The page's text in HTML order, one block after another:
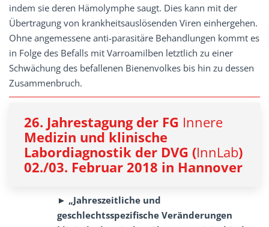
indem sie deren Hämolymphe saugt. Dies kann mit der
Übertragung von krankheitsauslösenden Viren einhergehen.
Ohne angemessene anti-parasitäre Behandlungen kommt es
in Folge des Befalls mit Varroamilben letztlich zu einer
Schwächung des befallenen Bienenvolkes bis hin zu dessen
Zusammenbruch.
26. Jahrestagung der FG Innere
Medizin und klinische
Labordiagnostik der DVG (InnLab)
02./03. Februar 2018 in Hannover
► „Jahreszeitliche und
geschlechtsspezifische Veränderungen